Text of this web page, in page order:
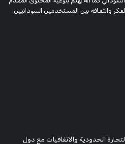
والثقافه بين المستخدمين السودانيين.
الحدودية والاتفاقيات مع دول